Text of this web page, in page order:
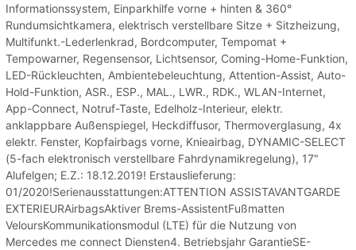
Informationssystem, Einparkhilfe vorne + hinten & 360°
Rundumsichtkamera, elektrisch verstellbare Sitze + Sitzheizung,
Multifunkt.-Lederlenkrad, Bordcomputer, Tempomat +
Tempowarner, Regensensor, Lichtsensor, Coming-Home-Funktion,
LED-Rückleuchten, Ambientebeleuchtung, Attention-Assist, Auto-
Hold-Funktion, ASR., ESP., MAL., LWR., RDK., WLAN-Internet,
App-Connect, Notruf-Taste, Edelholz-Interieur, elektr.
anklappbare Außenspiegel, Heckdiffusor, Thermoverglasung, 4x
elektr. Fenster, Kopfairbags vorne, Knieairbag, DYNAMIC-SELECT
(5-fach elektronisch verstellbare Fahrdynamikregelung), 17"
Alufelgen; E.Z.: 18.12.2019! Erstauslieferung:
01/2020!Serienausstattungen:ATTENTION ASSISTAVANTGARDE
EXTERIEURAirbagsAktiver Brems-AssistentFußmatten
VeloursKommunikationsmodul (LTE) für die Nutzung von
Mercedes me connect Diensten4. Betriebsjahr GarantieSE-